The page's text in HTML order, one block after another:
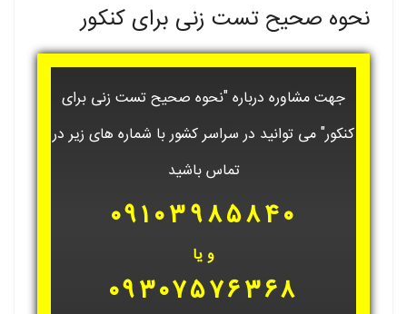
نحوه صحیح تست زنی برای کنکور
جهت مشاوره درباره "نحوه صحیح تست زنی برای
کنکور" می توانید در سراسر کشور با شماره های زیر در
تماس باشید
۰۹۱۰۳۹۸۵۸۴۰
و یا
۰۹۳۰۷۵۷۶۳۶۸